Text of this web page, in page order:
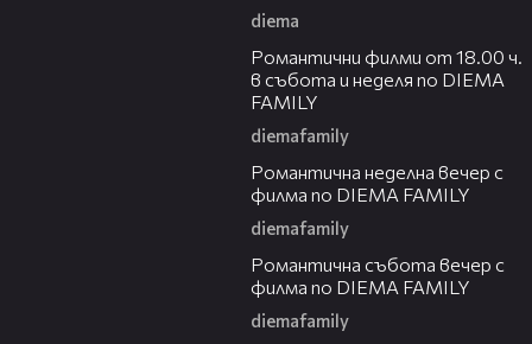
diema
Романтични филми от 18.00 ч.
в събота и неделя по DIEMA
FAMILY
diemafamily
Романтичнa неделна вечер с
филма по DIEMA FAMILY
diemafamily
Романтичнa събота вечер с
филма по DIEMA FAMILY
diemafamily